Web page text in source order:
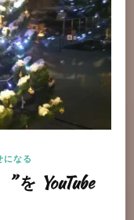
になる
を YouTube